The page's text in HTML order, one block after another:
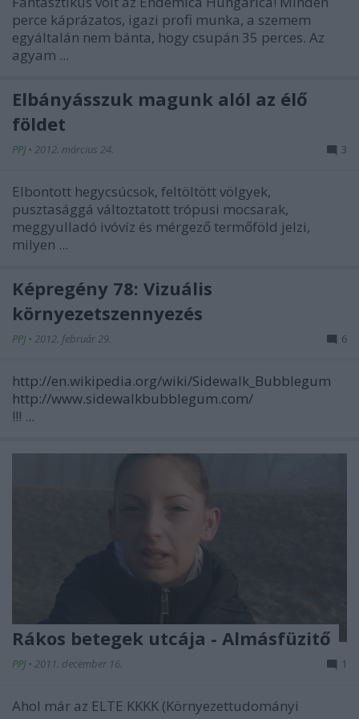
perce káprázatos, igazi profi munka, a szemem
egyáltalán nem bánta, hogy csupán 35 perces. Az
agyam ...
Elbányásszuk magunk alól az élő
földet
PPJ • 2012. március 24. 3
Elbontott hegycsúcsok, feltöltött völgyek,
pusztasággá változtatott trópusi mocsarak,
meggyulladó ivóvíz és mérgező termőföld jelzi,
milyen ...
Képregény 78: Vizuális
környezetszennyezés
PPJ • 2012. február 29. 6
http://en.wikipedia.org/wiki/Sidewalk_Bubblegum
http://www.sidewalkbubblegum.com/
!!! ...
Rákos betegek utcája - Almásfüzitő
PPJ • 2011. december 16. 1
Ahol már az ELTE KKKK (Környezettudományi